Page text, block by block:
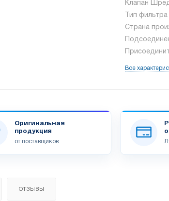
Клапан
Тип фильтра
Страна
Все
Оригинальная
продукция
от поставщиков
ОТЗЫВЫ